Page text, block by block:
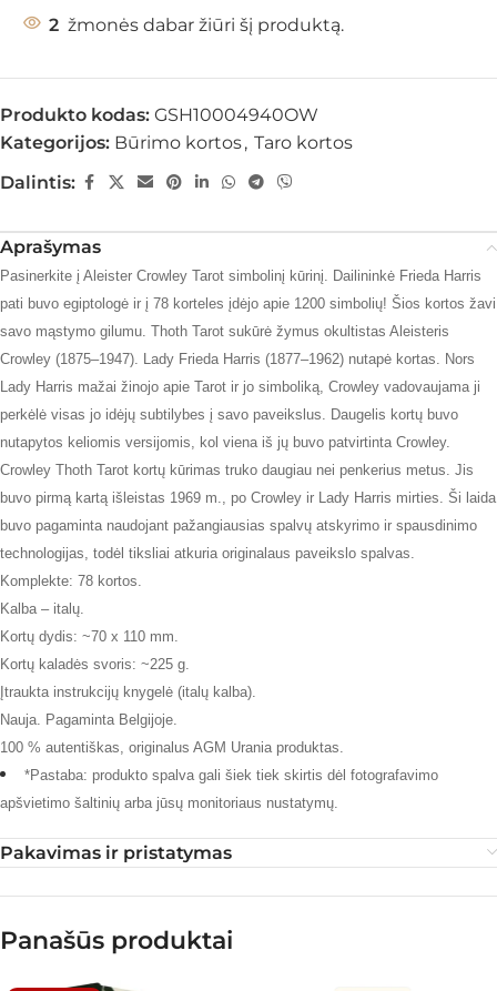
2 žmonės dabar žiūri šį produktą.
Produkto kodas: GSH10004940OW
Kategorijos: Būrimo kortos, Taro kortos
Dalintis:
Aprašymas
Pasinerkite į Aleister Crowley Tarot simbolinį kūrinį. Dailininkė Frieda Harris
pati buvo egiptologė ir į 78 korteles įdėjo apie 1200 simbolių! Šios kortos žavi
savo mąstymo gilumu. Thoth Tarot sukūrė žymus okultistas Aleisteris
Crowley (1875–1947). Lady Frieda Harris (1877–1962) nutapė kortas. Nors
Lady Harris mažai žinojo apie Tarot ir jo simboliką, Crowley vadovaujama ji
perkėlė visas jo idėjų subtilybes į savo paveikslus. Daugelis kortų buvo
nutapytos keliomis versijomis, kol viena iš jų buvo patvirtinta Crowley.
Crowley Thoth Tarot kortų kūrimas truko daugiau nei penkerius metus. Jis
buvo pirmą kartą išleistas 1969 m., po Crowley ir Lady Harris mirties. Ši laida
buvo pagaminta naudojant pažangiausias spalvų atskyrimo ir spausdinimo
technologijas, todėl tiksliai atkuria originalaus paveikslo spalvas.
Komplekte: 78 kortos.
Kalba – italų.
Kortų dydis: ~70 x 110 mm.
Kortų kaladės svoris: ~225 g.
Įtraukta instrukcijų knygelė (italų kalba).
Nauja. Pagaminta Belgijoje.
100 % autentiškas, originalus AGM Urania produktas.
*Pastaba: produkto spalva gali šiek tiek skirtis dėl fotografavimo
apšvietimo šaltinių arba jūsų monitoriaus nustatymų.
Pakavimas ir pristatymas
Panašūs produktai